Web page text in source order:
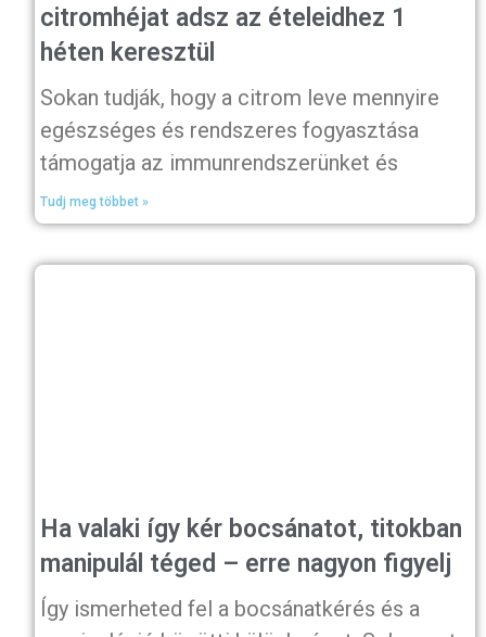
citromhéjat adsz az ételeidhez 1
héten keresztül
Sokan tudják, hogy a citrom leve mennyire
egészséges és rendszeres fogyasztása
támogatja az immunrendszerünket és
Tudj meg többet »
Ha valaki így kér bocsánatot, titokban
manipulál téged – erre nagyon figyelj
Így ismerheted fel a bocsánatkérés és a